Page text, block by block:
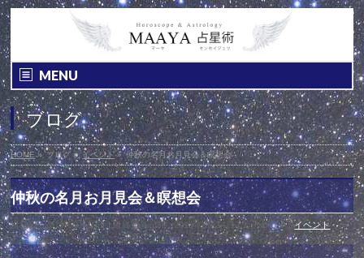
MENU
ブログ
HOME» ブログ » イベント» 仲秋の名月お月見会＆瞑想会
仲秋の名月お月見会＆瞑想会
投稿日 : 2019年9月10日 最終更新日時 : 2019年9月14日 カテゴリー :イベント